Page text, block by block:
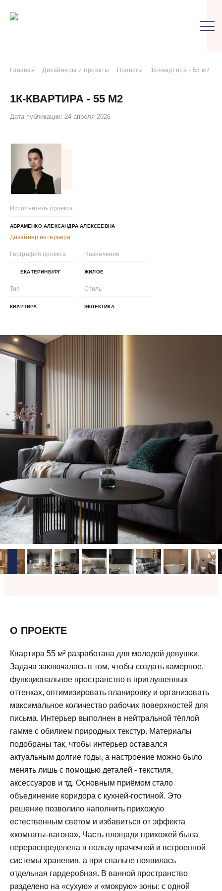
Главная Дизайнеры и проекты Проекты 1к-квартира - 55 м2
1К-КВАРТИРА - 55 М2
Дата публикации: 24 апреля 2026
Исполнитель проекта
АБРАМЕНКО АЛЕКСАНДРА АЛЕКСЕЕВНА
Дизайнер интерьера
География проекта
ЕКАТЕРИНБУРГ
Назначение
ЖИЛОЕ
Тип
КВАРТИРА
Стиль
ЭКЛЕКТИКА
О ПРОЕКТЕ
Квартира 55 м² разработана для молодой девушки.
Задача заключалась в том, чтобы создать камерное,
функциональное пространство в приглушенных
оттенках, оптимизировать планировку и организовать
максимальное количество рабочих поверхностей для
письма. Интерьер выполнен в нейтральной тёплой
гамме с обилием природных текстур. Материалы
подобраны так, чтобы интерьер оставался
актуальным долгие годы, а настроение можно было
менять лишь с помощью деталей - текстиля,
аксессуаров и тд. Основным приёмом стало
объединение коридора с кухней-гостиной. Это
решение позволило наполнить прихожую
естественным светом и избавиться от эффекта
«комнаты-вагона». Часть площади прихожей была
перераспределена в пользу прачечной и встроенной
системы хранения, а при спальне появилась
отдельная гардеробная. В ванной пространство
разделено на «сухую» и «мокрую» зоны: с одной